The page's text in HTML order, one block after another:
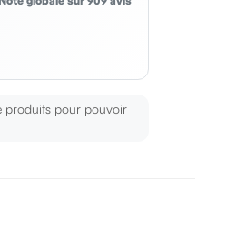
produits pour pouvoir